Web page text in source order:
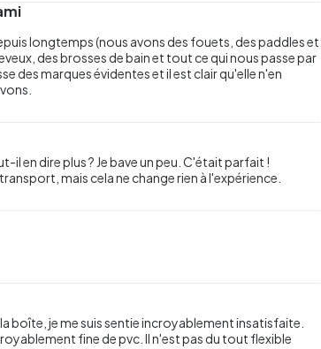
longtemps (nous avons des fouets, des paddles et
des brosses de bain et tout ce qui nous passe par
des marques évidentes et il est clair qu'elle n'en
en dire plus ? Je bave un peu. C'était parfait !
mais cela ne change rien à l'expérience.
boîte, je me suis sentie incroyablement insatisfaite.
fine de pvc. Il n'est pas du tout flexible